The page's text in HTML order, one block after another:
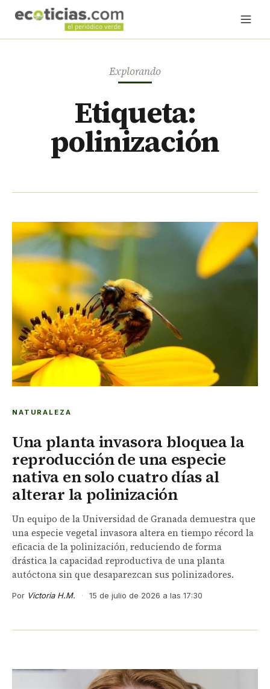
Explorando
Etiqueta:
polinización
NATURALEZA
Una planta invasora bloquea la
reproducción de una especie
nativa en solo cuatro días al
alterar la polinización
Un equipo de la Universidad de Granada demuestra que
una especie vegetal invasora altera en tiempo récord la
eficacia de la polinización, reduciendo de forma
drástica la capacidad reproductiva de una planta
autóctona sin que desaparezcan sus polinizadores.
Por Victoria H.M. · 15 de julio de 2026 a las 17:30